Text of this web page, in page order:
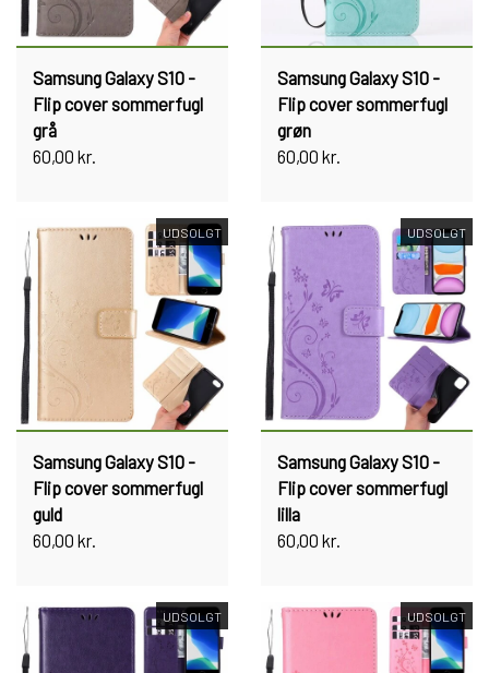
Samsung Galaxy S10 -
Flip cover sommerfugl
grå
60,00 kr.
Samsung Galaxy S10 -
Flip cover sommerfugl
grøn
60,00 kr.
UDSOLGT
Samsung Galaxy S10 -
Flip cover sommerfugl
guld
60,00 kr.
UDSOLGT
Samsung Galaxy S10 -
Flip cover sommerfugl
lilla
60,00 kr.
UDSOLGT UDSOLGT